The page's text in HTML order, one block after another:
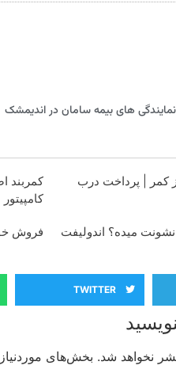
های بیمه سامان در اندیمشک
کمر | پرداخت درب
کمربند
کامپیتور
میده؟ اندولیفت
فروش
TWITTER
نخواهد شد. بخش‌های